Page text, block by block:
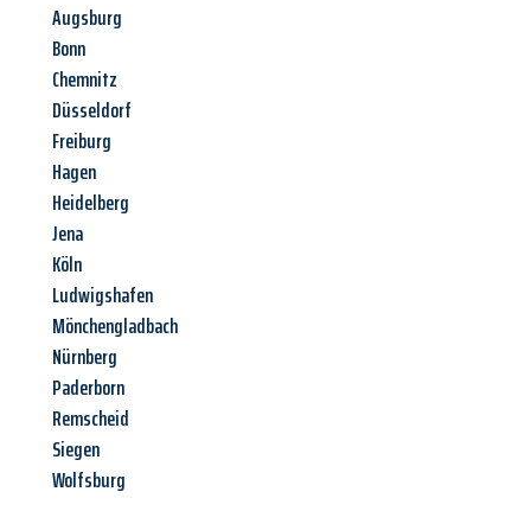
Augsburg
Bonn
Chemnitz
Düsseldorf
Freiburg
Hagen
Heidelberg
Jena
Köln
Ludwigshafen
Mönchengladbach
Nürnberg
Paderborn
Remscheid
Siegen
Wolfsburg